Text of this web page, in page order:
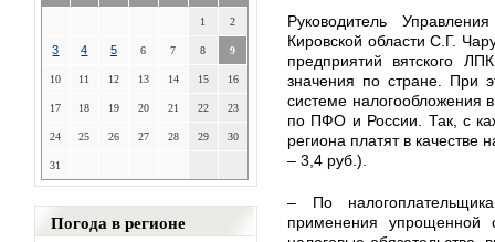
1 2
3 4 5 6 7 8 9
10 11 12 13 14 15 16
17 18 19 20 21 22 23
24 25 26 27 28 29 30
31
Погода в регионе
Руководитель
Кировской области С.Г.
предприятий вятского
значения по стране. При
системе налогообложения
по ПФО и России. Так, с
региона платят в качестве
– 3,4 руб.).
– По
применения упрощенной